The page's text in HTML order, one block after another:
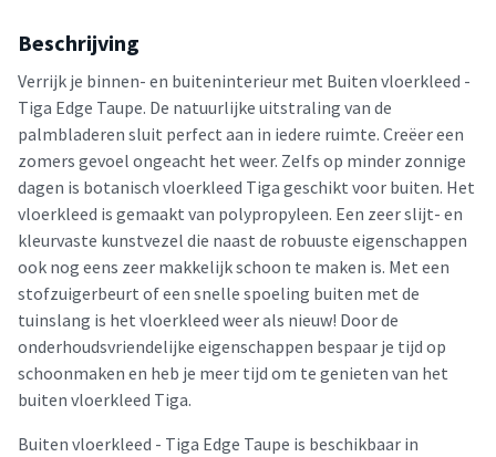
Beschrijving
Verrijk je binnen- en buiteninterieur met Buiten vloerkleed -
Tiga Edge Taupe. De natuurlijke uitstraling van de
palmbladeren sluit perfect aan in iedere ruimte. Creëer een
zomers gevoel ongeacht het weer. Zelfs op minder zonnige
dagen is botanisch vloerkleed Tiga geschikt voor buiten. Het
vloerkleed is gemaakt van polypropyleen. Een zeer slijt- en
kleurvaste kunstvezel die naast de robuuste eigenschappen
ook nog eens zeer makkelijk schoon te maken is. Met een
stofzuigerbeurt of een snelle spoeling buiten met de
tuinslang is het vloerkleed weer als nieuw! Door de
onderhoudsvriendelijke eigenschappen bespaar je tijd op
schoonmaken en heb je meer tijd om te genieten van het
buiten vloerkleed Tiga.
Buiten vloerkleed - Tiga Edge Taupe is beschikbaar in